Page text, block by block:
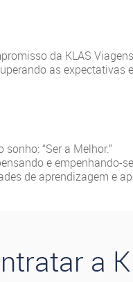
da KLAS
as
“Ser a Melhor.”
e
de aprendizagem e
a